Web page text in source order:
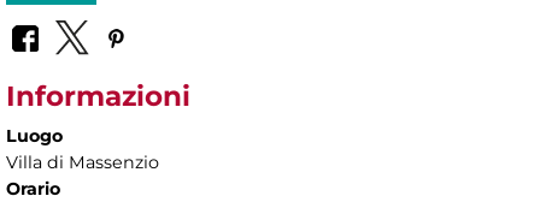
Informazioni
Luogo
Villa di Massenzio
Orario